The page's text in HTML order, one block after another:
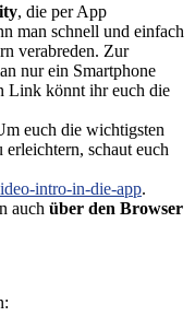
, die per App
man schnell und einfach
verabreden. Zur
nur ein Smartphone
Link könnt ihr euch die
euch die wichtigsten
schaut euch
intro-in-die-app.
auch über den Browser